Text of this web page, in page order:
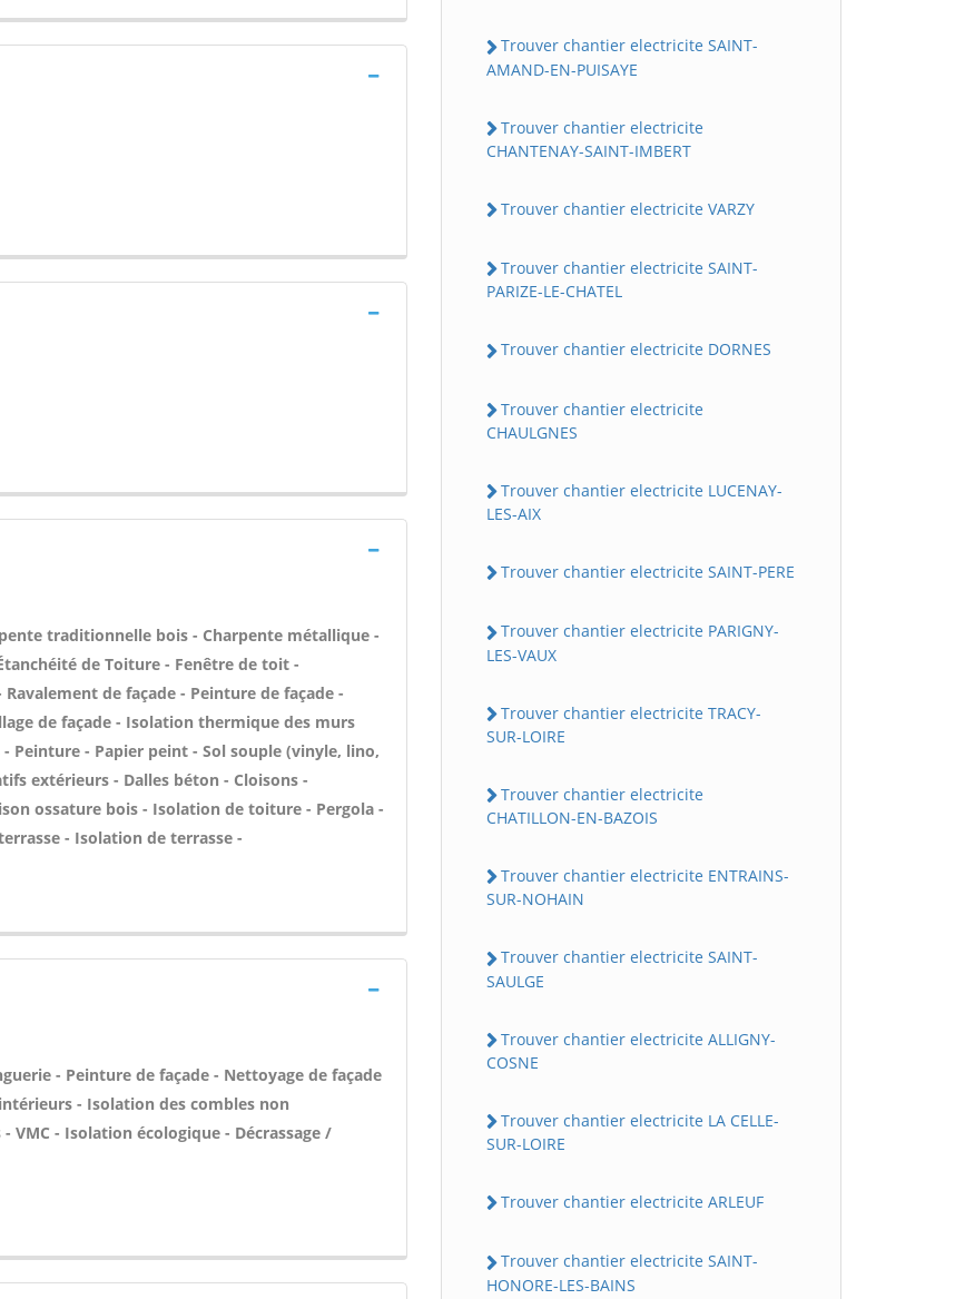
traditionnelle bois - Charpente métallique -
de Toiture - Fenêtre de toit -
de façade - Peinture de façade -
de façade - Isolation thermique des murs
Peinture - Papier peint - Sol souple (vinyle, lino,
extérieurs - Dalles béton - Cloisons -
ossature bois - Isolation de toiture - Pergola -
- Isolation de terrasse -
- Peinture de façade - Nettoyage de façade
- Isolation des combles non
VMC - Isolation écologique - Décrassage /
Trouver chantier electricite SAINT-
AMAND-EN-PUISAYE
Trouver chantier electricite
CHANTENAY-SAINT-IMBERT
Trouver chantier electricite VARZY
Trouver chantier electricite SAINT-
PARIZE-LE-CHATEL
Trouver chantier electricite DORNES
Trouver chantier electricite
CHAULGNES
Trouver chantier electricite LUCENAY-
LES-AIX
Trouver chantier electricite SAINT-PERE
Trouver chantier electricite PARIGNY-
LES-VAUX
Trouver chantier electricite TRACY-
SUR-LOIRE
Trouver chantier electricite
CHATILLON-EN-BAZOIS
Trouver chantier electricite ENTRAINS-
SUR-NOHAIN
Trouver chantier electricite SAINT-
SAULGE
Trouver chantier electricite ALLIGNY-
COSNE
Trouver chantier electricite LA CELLE-
SUR-LOIRE
Trouver chantier electricite ARLEUF
Trouver chantier electricite SAINT-
HONORE-LES-BAINS